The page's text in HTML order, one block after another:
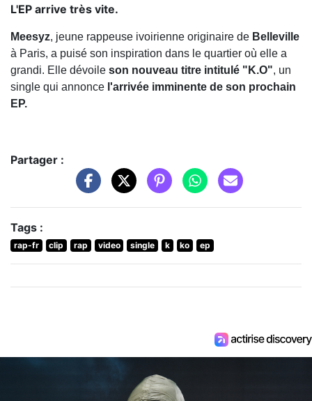
L'EP arrive très vite.
Meesyz, jeune rappeuse ivoirienne originaire de Belleville
à Paris, a puisé son inspiration dans le quartier où elle a
grandi. Elle dévoile son nouveau titre intitulé "K.O", un
single qui annonce l'arrivée imminente de son prochain
EP.
Partager :
Tags :
rap-fr clip rap video single k ko ep